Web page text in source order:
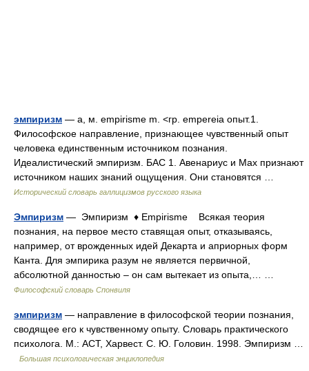
эмпиризм — а, м. empirisme m. <гр. empereia опыт.1.
Философское направление, признающее чувственный опыт
человека единственным источником познания.
Идеалистический эмпиризм. БАС 1. Авенариус и Мах признают
источником наших знаний ощущения. Они становятся …
Исторический словарь галлицизмов русского языка
Эмпиризм — Эмпиризм ♦ Empirisme Всякая теория
познания, на первое место ставящая опыт, отказываясь,
например, от врожденных идей Декарта и априорных форм
Канта. Для эмпирика разум не является первичной,
абсолютной данностью – он сам вытекает из опыта,… …
Философский словарь Спонвиля
эмпиризм — направление в философской теории познания,
сводящее его к чувственному опыту. Словарь практического
психолога. М.: АСТ, Харвест. С. Ю. Головин. 1998. Эмпиризм …
Большая психологическая энциклопедия